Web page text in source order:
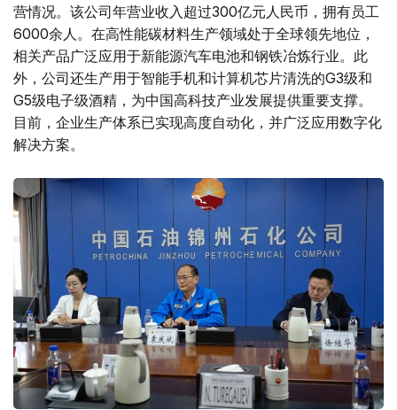
营情况。该公司年营业收入超过300亿元人民币，拥有员工
6000余人。在高性能碳材料生产领域处于全球领先地位，
相关产品广泛应用于新能源汽车电池和钢铁冶炼行业。此
外，公司还生产用于智能手机和计算机芯片清洗的G3级和
G5级电子级酒精，为中国高科技产业发展提供重要支撑。
目前，企业生产体系已实现高度自动化，并广泛应用数字化
解决方案。